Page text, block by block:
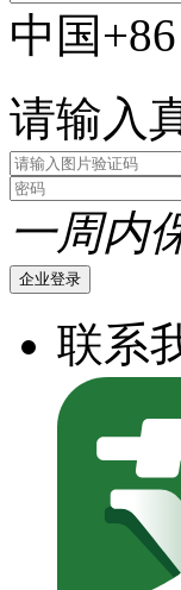
中国+86
请输入
一周内
企业登录
联系